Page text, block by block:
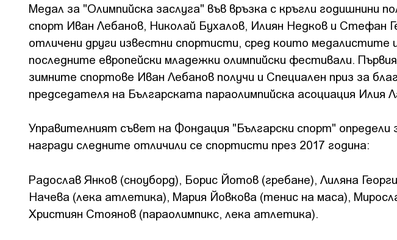
Медал за "Олимпийска заслуга" във връзка с кръгли годишнини
спорт Иван Лебанов, Николай Бухалов, Илиян Недков и Стефан
отличени други известни спортисти, сред които
последните европейски младежки олимпийски фестивали.
зимните спортове Иван Лебанов получи и Специален приз за
председателя на Българската параолимпийска асоциация Илия
Управителният съвет на Фондация "Български спорт" определи
награди следните отличили се спортисти през 2017 година:
Радослав Янков (сноуборд), Борис Йотов (гребане), Лиляна
Начева (лека атлетика), Мария Йовкова (тенис на маса),
Християн Стоянов (параолимпикс, лека атлетика).